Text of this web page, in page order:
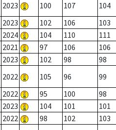
2023 100 107 104
2023 102 106 103
2024 104 110 111
2021 97 106 106
2023 102 98 98
2022 105 96 99
2022 95 100 98
2023 104 101 101
2022 98 102 103